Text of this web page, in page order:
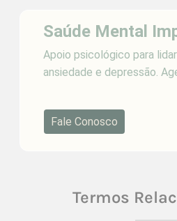
Saúde Mental
Apoio psicológico para
ansiedade e depressão.
Fale Conosco
Termos